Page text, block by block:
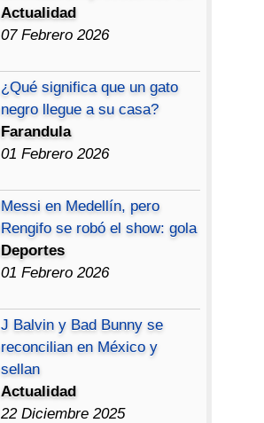
Actualidad
07 Febrero 2026
¿Qué significa que un gato
negro llegue a su casa?
Farandula
01 Febrero 2026
Messi en Medellín, pero
Rengifo se robó el show: gola
Deportes
01 Febrero 2026
J Balvin y Bad Bunny se
reconcilian en México y
sellan
Actualidad
22 Diciembre 2025